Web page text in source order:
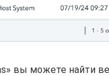
вы можете найти